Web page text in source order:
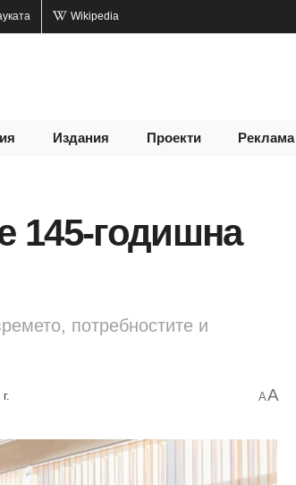
Wikipedia
Издания Проекти Реклама
145-годишна
потребностите и
AA